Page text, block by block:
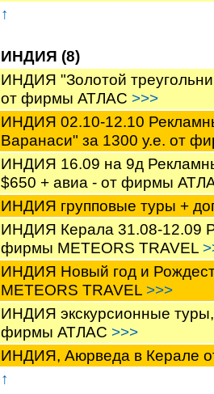
↑
ИНДИЯ (8)
ИНДИЯ "Золотой
от фирмы АТЛАС >>>
ИНДИЯ 02.10-12.10
Варанаси" за 1300 у.е. от
ИНДИЯ 16.09 на 9д
$650 + авиа - от фирмы
ИНДИЯ групповые туры +
ИНДИЯ Керала 31.08-12.09
фирмы METEORS TRAVEL
ИНДИЯ Новый год и
METEORS TRAVEL >>>
ИНДИЯ экскурсионные
фирмы АТЛАС >>>
ИНДИЯ, Аюрведа в Керале
↑